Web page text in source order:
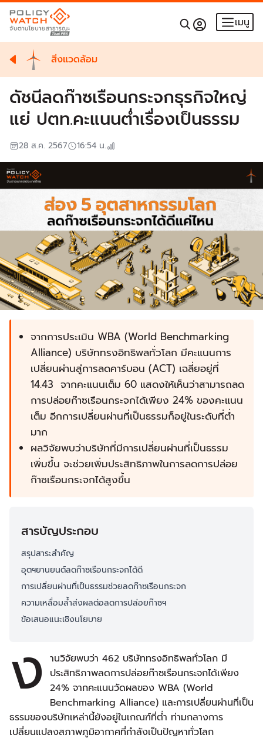
เมนู
สิ่งแวดล้อม
ดัชนีลดก๊าซเรือนกระจกธุรกิจใหญ่
แย่ ปตท.คะแนนต่ำเรื่องเป็นธรรม
28 ส.ค. 2567 16:54 น.
จากการประเมิน WBA (World Benchmarking
Alliance) บริษัททรงอิทธิพลทั่วโลก มีคะแนนการ
เปลี่ยนผ่านสู่การลดคาร์บอน (ACT) เฉลี่ยอยู่ที่
14.43 จากคะแนนเต็ม 60 แสดงให้เห็นว่าสามารถลด
การปล่อยก๊าซเรือนกระจกได้เพียง 24% ของคะแนน
เต็ม อีกการเปลี่ยนผ่านที่เป็นธรรมก็อยู่ในระดับที่ต่ำ
มาก
ผลวิจัยพบว่าบริษัทที่มีการเปลี่ยนผ่านที่เป็นธรรม
เพิ่มขึ้น จะช่วยเพิ่มประสิทธิภาพในการลดการปล่อย
ก๊าซเรือนกระจกได้สูงขึ้น
สารบัญประกอบ
สรุปสาระสำคัญ
อุตฯยานยนต์ลดก๊าซเรือนกระจกได้ดี
การเปลี่ยนผ่านที่เป็นธรรมช่วยลดก๊าซเรือนกระจก
ความเหลื่อมล้ำส่งผลต่อลดการปล่อยก๊าซฯ
ข้อเสนอแนะเชิงนโยบาย
ง านวิจัยพบว่า 462 บริษัททรงอิทธิพลทั่วโลก มี
ประสิทธิภาพลดการปล่อยก๊าซเรือนกระจกได้เพียง
24% จากคะแนนวัดผลของ WBA (World
Benchmarking Alliance) และการเปลี่ยนผ่านที่เป็น
ธรรมของบริษัทเหล่านี้ยังอยู่ในเกณฑ์ที่ต่ำ ท่ามกลางการ
เปลี่ยนแปลงสภาพภูมิอากาศที่กำลังเป็นปัญหาทั่วโลก